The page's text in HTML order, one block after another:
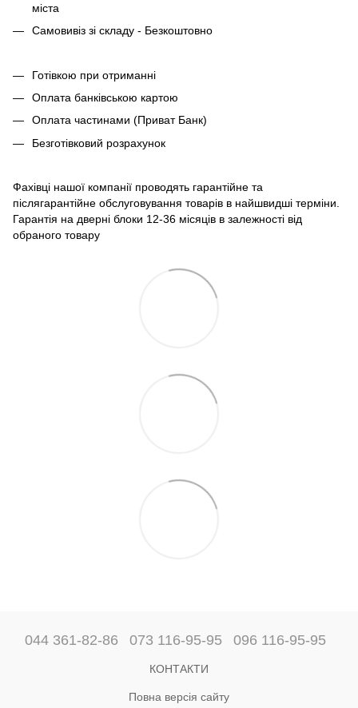
міста
Самовивіз зі складу - Безкоштовно
Готівкою при отриманні
Оплата банківською картою
Оплата частинами (Приват Банк)
Безготівковий розрахунок
Фахівці нашої компанії проводять гарантійне та
післягарантійне обслуговування товарів в найшвидші терміни.
Гарантія на дверні блоки 12-36 місяців в залежності від
обраного товару
044 361-82-86 073 116-95-95 096 116-95-95
КОНТАКТИ
Повна версія сайту